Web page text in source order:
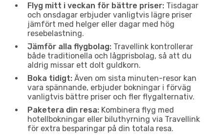
Flyg mitt i veckan för bättre priser: Tisdagar
och onsdagar erbjuder vanligtvis lägre priser
jämfört med helger eller dagar med hög
resebelastning.
Jämför alla flygbolag: Travellink kontrollerar
både traditionella och lågprisbolag, så att du
aldrig missar ett dolt guldkorn.
Boka tidigt: Även om sista minuten-resor kan
vara spännande, erbjuder bokningar i förväg
vanligtvis bättre priser och fler flygalternativ.
Paketera din resa: Kombinera flyg med
hotellbokningar eller biluthyrning via Travellink
för extra besparingar på din totala resa.